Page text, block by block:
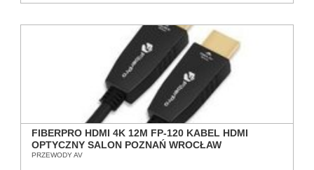
FIBERPRO HDMI 4K 12M FP-120 KABEL HDMI
OPTYCZNY SALON POZNAŃ WROCŁAW
PRZEWODY AV